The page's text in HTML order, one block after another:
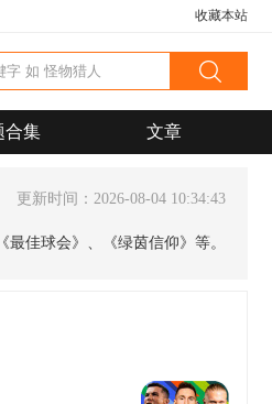
收藏本站
合集 文章
更新时间：2026-08-04 10:34:43
佳球会》、《绿茵信仰》等。